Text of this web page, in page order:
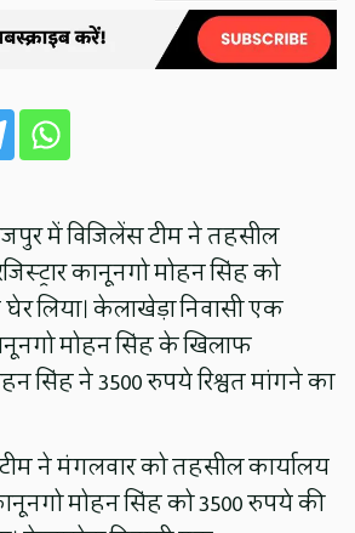
में विजिलेंस टीम ने तहसील
कानूनगो मोहन सिंह को
घेर लिया। केलाखेड़ा निवासी एक
मोहन सिंह के खिलाफ
सिंह ने 3500 रुपये रिश्वत मांगने का
ने मंगलवार को तहसील कार्यालय
मोहन सिंह को 3500 रुपये की